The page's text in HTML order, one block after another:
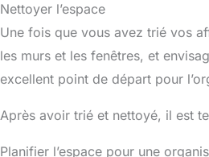
Nettoyer l’espace
Une fois que vous avez trié vos
les murs et les fenêtres, et
excellent point de départ pour
Après avoir trié et nettoyé, il est
Planifier l’espace pour une